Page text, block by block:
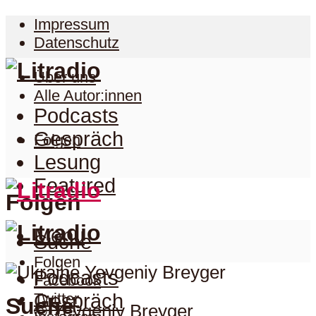
Impressum
Datenschutz
Über uns
Alle Autor:innen
Folgen
Folgen
Folgen
Facebook
Twitter
Podcasts
Gespräch
Lesung
Featured
Menu
Suche
Suche
Podcasts
Gespräch
© Yevgeniy Breyger